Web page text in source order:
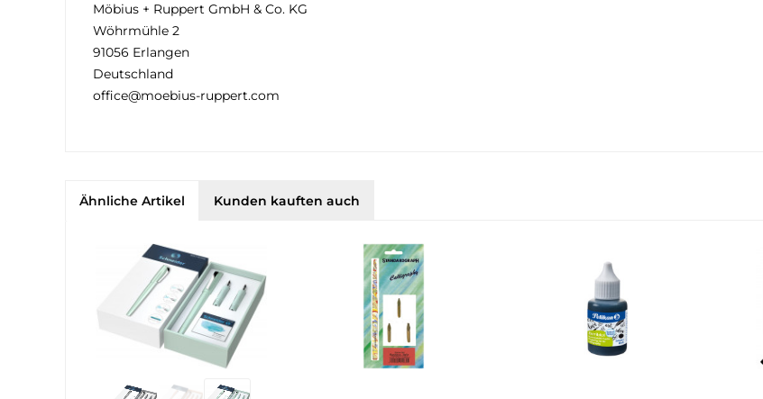
Möbius + Ruppert GmbH & Co. KG
Wöhrmühle 2
91056 Erlangen
Deutschland
office@moebius-ruppert.com
Ähnliche Artikel Kunden kauften auch